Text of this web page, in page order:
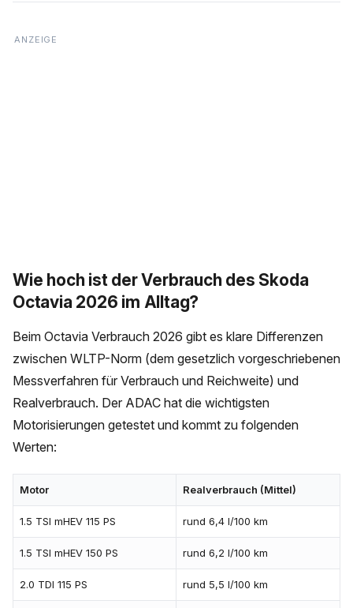
Wie hoch ist der Verbrauch des Skoda
Octavia 2026 im Alltag?
Beim Octavia Verbrauch 2026 gibt es klare Differenzen
zwischen WLTP-Norm (dem gesetzlich vorgeschriebenen
Messverfahren für Verbrauch und Reichweite) und
Realverbrauch. Der ADAC hat die wichtigsten
Motorisierungen getestet und kommt zu folgenden
Werten:
Motor Realverbrauch (Mittel)
1.5 TSI mHEV 115 PS rund 6,4 l/100 km
1.5 TSI mHEV 150 PS rund 6,2 l/100 km
2.0 TDI 115 PS rund 5,5 l/100 km